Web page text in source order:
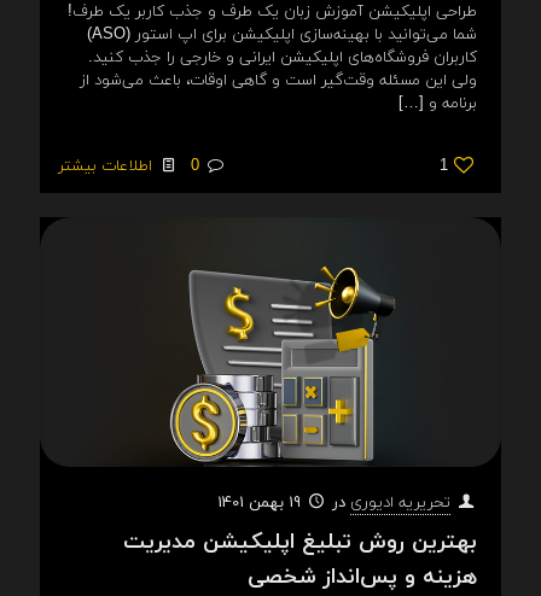
طراحی اپلیکیشن آموزش زبان یک طرف و جذب کاربر یک طرف!
شما می‌توانید با بهینه‌سازی اپلیکیشن برای اپ استور (ASO)
کاربران فروشگاه‌های اپلیکیشن ایرانی و خارجی را جذب کنید.
ولی این مسئله وقت‌گیر است و گاهی اوقات، باعث می‌شود از
برنامه و […]
1
0 اطلاعات بیشتر
تحریریه ادیوری در 19 بهمن 1401
بهترین روش تبلیغ اپلیکیشن مدیریت
هزینه و پس‌انداز شخصی